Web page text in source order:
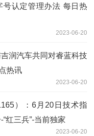
号认定管理办法 每日热
2023-06-20
润汽车共同对睿蓝科技
热讯
2023-06-20
）：6月20日技术指
红三兵”-当前独家
2023-06-20